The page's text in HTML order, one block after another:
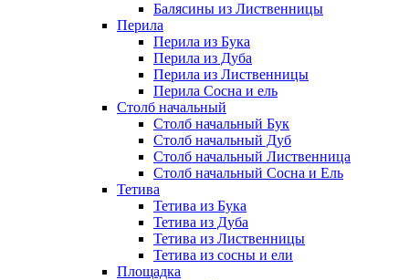
Балясины из Лиственницы
Перила
Перила из Бука
Перила из Дуба
Перила из Лиственницы
Перила Сосна и ель
Столб начальный
Столб начальный Бук
Столб начальный Дуб
Столб начальный Лиственница
Столб начальный Сосна и Ель
Тетива
Тетива из Бука
Тетива из Дуба
Тетива из Лиственницы
Тетива из сосны и ели
Площадка